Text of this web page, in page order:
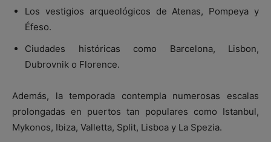
Los vestigios arqueológicos de Atenas, Pompeya y
Éfeso.
Ciudades históricas como Barcelona, Lisbon,
Dubrovnik o Florence.
Además, la temporada contempla numerosas escalas
prolongadas en puertos tan populares como Istanbul,
Mykonos, Ibiza, Valletta, Split, Lisboa y La Spezia.